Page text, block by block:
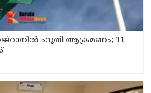
ഹൂതി ആക്രമണം; 11